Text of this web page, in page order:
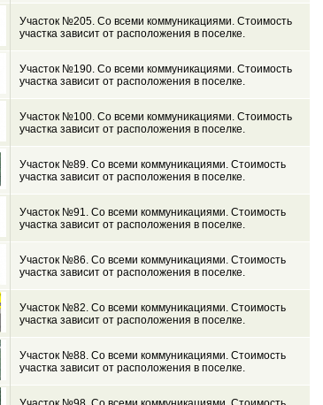
Участок №205. Со всеми коммуникациями. Стоимость
участка зависит от расположения в поселке.
Участок №190. Со всеми коммуникациями. Стоимость
участка зависит от расположения в поселке.
Участок №100. Со всеми коммуникациями. Стоимость
участка зависит от расположения в поселке.
Участок №89. Со всеми коммуникациями. Стоимость
участка зависит от расположения в поселке.
Участок №91. Со всеми коммуникациями. Стоимость
участка зависит от расположения в поселке.
Участок №86. Со всеми коммуникациями. Стоимость
участка зависит от расположения в поселке.
Участок №82. Со всеми коммуникациями. Стоимость
участка зависит от расположения в поселке.
Участок №88. Со всеми коммуникациями. Стоимость
участка зависит от расположения в поселке.